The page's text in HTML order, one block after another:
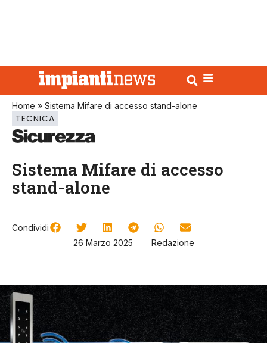
Home » Sistema Mifare di accesso stand-alone
TECNICA
Sistema Mifare di accesso
stand-alone
Condividi
26 Marzo 2025
Redazione